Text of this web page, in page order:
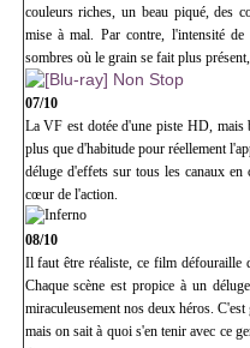
couleurs riches, un beau piqué, des
mise à mal. Par contre, l'intensité
sombres où le grain se fait plus
07/10
La VF est dotée d'une piste HD,
plus que d'habitude pour réellement
déluge d'effets sur tous les canaux
cœur de l'action.
08/10
Il faut être réaliste, ce film défouraille
Chaque scène est propice à un
miraculeusement nos deux héros.
mais on sait à quoi s'en tenir avec ce